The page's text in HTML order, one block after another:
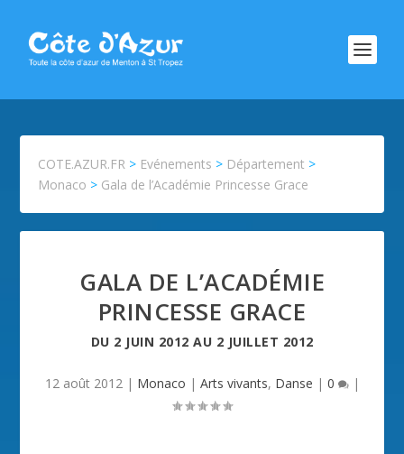
COTE.AZUR.FR > Evénements > Département >
Monaco > Gala de l’Académie Princesse Grace
GALA DE L’ACADÉMIE
PRINCESSE GRACE
DU 2 JUIN 2012 AU 2 JUILLET 2012
12 août 2012| Monaco | Arts vivants, Danse | 0 |